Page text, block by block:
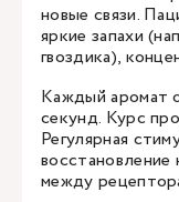
новые связи.
яркие запахи
гвоздика),
Каждый аромат
секунд. Курс
Регулярная
восстановление
между